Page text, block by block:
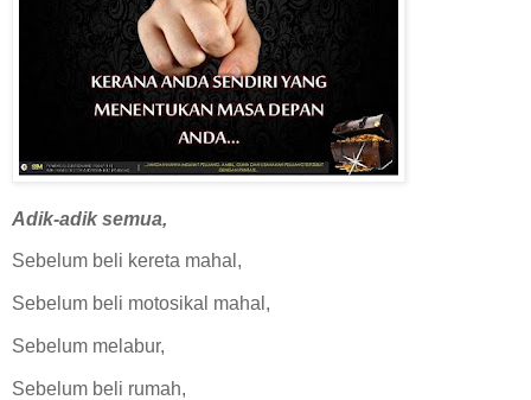
Adik-adik semua,
Sebelum beli kereta mahal,
Sebelum beli motosikal mahal,
Sebelum melabur,
Sebelum beli rumah,